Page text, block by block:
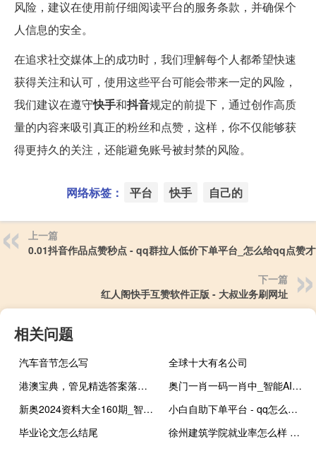
风险，建议在使用前仔细阅读平台的服务条款，并确保个
人信息的安全。
在追求社交媒体上的成功时，我们理解每个人都希望快速
获得关注和认可，使用这些平台可能会带来一定的风险，
我们建议在遵守快手和抖音规定的前提下，通过创作高质
量的内容来吸引真正的粉丝和点赞，这样，你不仅能够获
得更持久的关注，还能避免账号被封禁的风险。
网络标签： 平台 快手 自己的
上一篇
0.01抖音作品点赞秒点 - qq群拉人低价下单平台_怎么给qq点赞
下一篇
红人阁快手互赞软件正版 - 大叔业务刷网址
相关问题
汽车音节怎么写
全球十大有名公司
港澳宝典，管见精选答案落实_app18.4
奥门一肖一码一肖中_智能AI深度解析_百度移动统计版.213.1.62
新奥2024资料大全160期_智能AI深度解析_百度大脑版A12.31.882
小白自助下单平台 - qq怎么看看了谁的空间
毕业论文怎么结尾
徐州建筑学院就业率怎么样 徐州建筑职业学院